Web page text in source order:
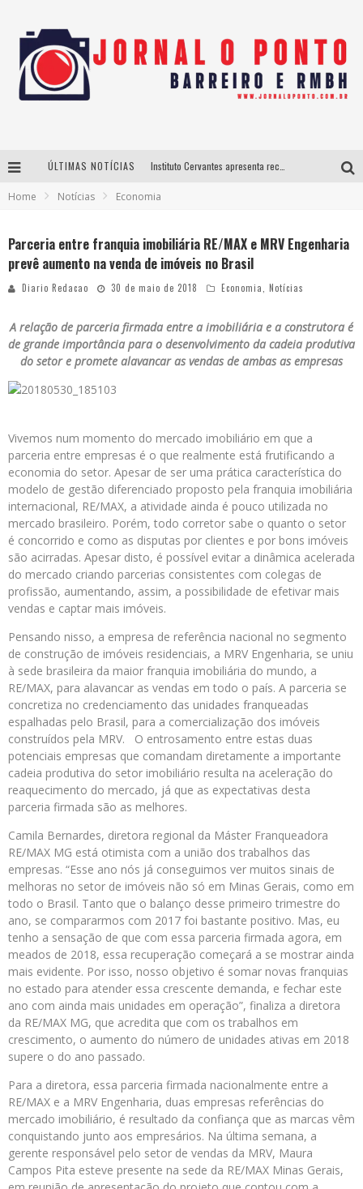
ÚLTIMAS NOTÍCIAS
Home Notícias Economia
Parceria entre franquia imobiliária RE/MAX e MRV Engenharia
prevê aumento na venda de imóveis no Brasil
Diario Redacao 30 de maio de 2018 Economia Notícias
A relação de parceria firmada entre a imobiliária e a construtora é
de grande importância para o desenvolvimento da cadeia produtiva
do setor e promete alavancar as vendas de ambas as empresas
Vivemos num momento do mercado imobiliário em que a
parceria entre empresas é o que realmente está frutificando a
economia do setor. Apesar de ser uma prática característica do
modelo de gestão diferenciado proposto pela franquia imobiliária
internacional, RE/MAX, a atividade ainda é pouco utilizada no
mercado brasileiro. Porém, todo corretor sabe o quanto o setor
é concorrido e como as disputas por clientes e por bons imóveis
são acirradas. Apesar disto, é possível evitar a dinâmica acelerada
do mercado criando parcerias consistentes com colegas de
profissão, aumentando, assim, a possibilidade de efetivar mais
vendas e captar mais imóveis.
Pensando nisso, a empresa de referência nacional no segmento
de construção de imóveis residenciais, a MRV Engenharia, se uniu
à sede brasileira da maior franquia imobiliária do mundo, a
RE/MAX, para alavancar as vendas em todo o país. A parceria se
concretiza no credenciamento das unidades franqueadas
espalhadas pelo Brasil, para a comercialização dos imóveis
construídos pela MRV. O entrosamento entre estas duas
potenciais empresas que comandam diretamente a importante
cadeia produtiva do setor imobiliário resulta na aceleração do
reaquecimento do mercado, já que as expectativas desta
parceria firmada são as melhores.
Camila Bernardes, diretora regional da Máster Franqueadora
RE/MAX MG está otimista com a união dos trabalhos das
empresas. “Esse ano nós já conseguimos ver muitos sinais de
melhoras no setor de imóveis não só em Minas Gerais, como em
todo o Brasil. Tanto que o balanço desse primeiro trimestre do
ano, se compararmos com 2017 foi bastante positivo. Mas, eu
tenho a sensação de que com essa parceria firmada agora, em
meados de 2018, essa recuperação começará a se mostrar ainda
mais evidente. Por isso, nosso objetivo é somar novas franquias
no estado para atender essa crescente demanda, e fechar este
ano com ainda mais unidades em operação”, finaliza a diretora
da RE/MAX MG, que acredita que com os trabalhos em
crescimento, o aumento do número de unidades ativas em 2018
supere o do ano passado.
Para a diretora, essa parceria firmada nacionalmente entre a
RE/MAX e a MRV Engenharia, duas empresas referências do
mercado imobiliário, é resultado da confiança que as marcas vêm
conquistando junto aos empresários. Na última semana, a
gerente responsável pelo setor de vendas da MRV, Maura
Campos Pita esteve presente na sede da RE/MAX Minas Gerais,